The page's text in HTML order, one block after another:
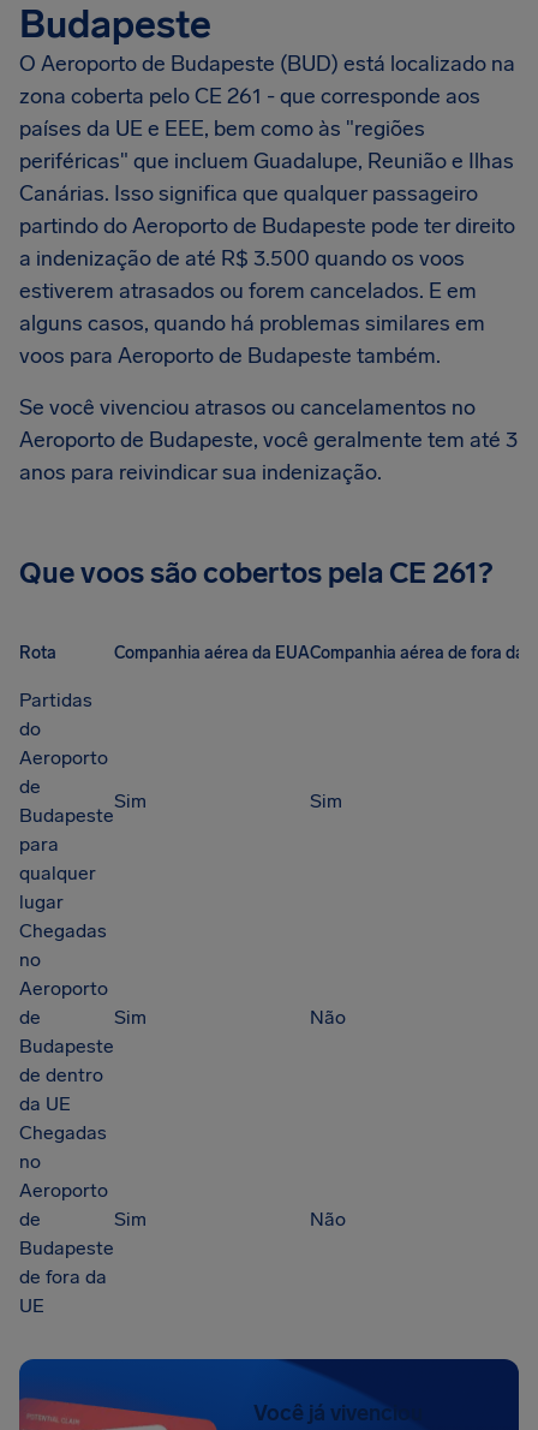
Budapeste
O Aeroporto de Budapeste (BUD) está localizado na
zona coberta pelo CE 261 - que corresponde aos
países da UE e EEE, bem como às "regiões
periféricas" que incluem Guadalupe, Reunião e Ilhas
Canárias. Isso significa que qualquer passageiro
partindo do Aeroporto de Budapeste pode ter direito
a indenização de até R$ 3.500 quando os voos
estiverem atrasados ou forem cancelados. E em
alguns casos, quando há problemas similares em
voos para Aeroporto de Budapeste também.
Se você vivenciou atrasos ou cancelamentos no
Aeroporto de Budapeste, você geralmente tem até 3
anos para reivindicar sua indenização.
Que voos são cobertos pela CE 261?
Rota Companhia aérea da EUACompanhia aérea de fora da
Partidas
do
Aeroporto
de
Budapeste
para
qualquer
lugar
Sim Sim
Chegadas
no
Aeroporto
de
Budapeste
de dentro
da UE
Sim Não
Chegadas
no
Aeroporto
de
Budapeste
de fora da
UE
Sim Não
Você já vivenciou